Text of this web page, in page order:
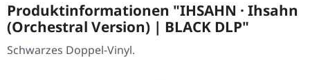
Produktinformationen "IHSAHN · Ihsahn
(Orchestral Version) | BLACK DLP"
Schwarzes Doppel-Vinyl.